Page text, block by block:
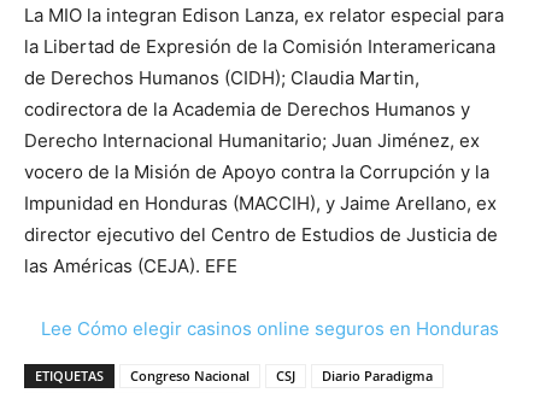
La MIO la integran Edison Lanza, ex relator especial para
la Libertad de Expresión de la Comisión Interamericana
de Derechos Humanos (CIDH); Claudia Martin,
codirectora de la Academia de Derechos Humanos y
Derecho Internacional Humanitario; Juan Jiménez, ex
vocero de la Misión de Apoyo contra la Corrupción y la
Impunidad en Honduras (MACCIH), y Jaime Arellano, ex
director ejecutivo del Centro de Estudios de Justicia de
las Américas (CEJA). EFE
Lee Cómo elegir casinos online seguros en Honduras
ETIQUETAS Congreso Nacional CSJ
Diario Paradigma